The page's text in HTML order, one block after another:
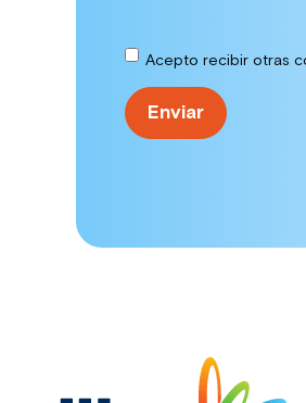
Acepto recibir otras